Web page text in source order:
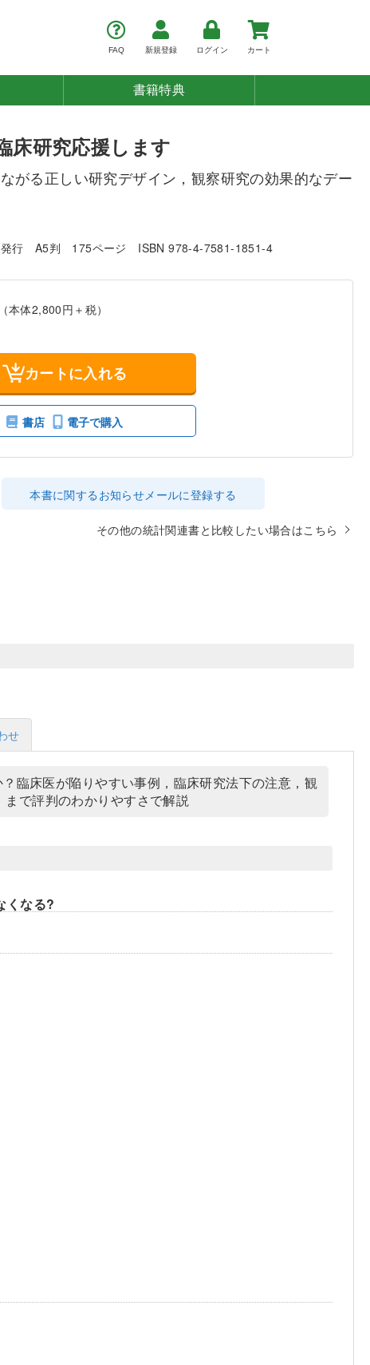
FAQ 新規登録 ログイン カート
書籍特典
床研究応援します
がる正しい研究デザイン，観察研究の効果的なデー
行
A5判 175ページ ISBN 978-4-7581-1851-4
（本体2,800円＋税）
カートに入れる
書店 電子で購入
本書に関するお知らせメールに登録する
その他の統計関連書と比較したい場合はこちら
せ
臨床医が陥りやすい事例，臨床研究法下の注意，観
で評判のわかりやすさで解説
くなる?